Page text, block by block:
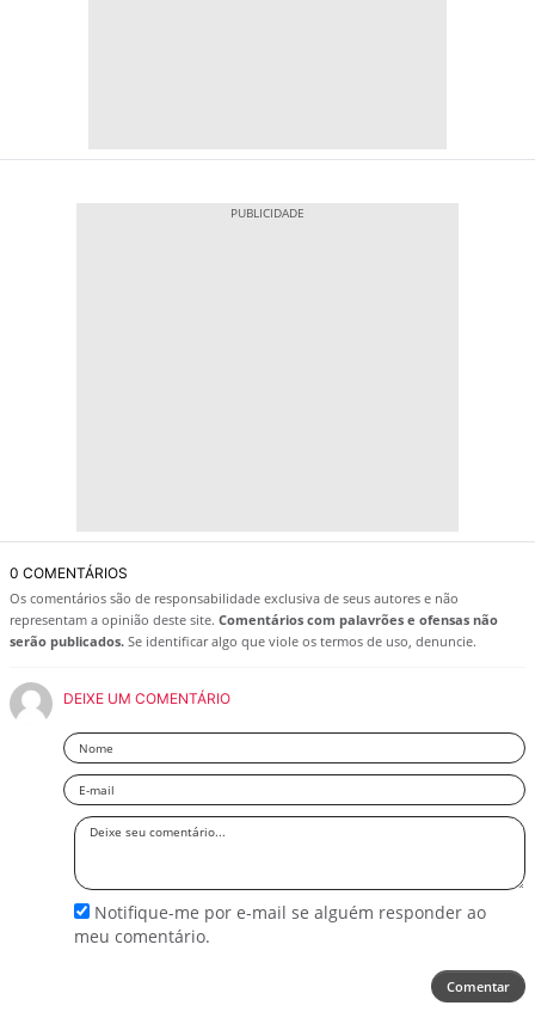
0 COMENTÁRIOS
Os comentários são de responsabilidade exclusiva de seus autores e não
representam a opinião deste site. Comentários com palavrões e ofensas não
serão publicados. Se identificar algo que viole os termos de uso, denuncie.
DEIXE UM COMENTÁRIO
Nome
Email
Deixe
Notifique-me por e-mail se alguém responder ao
meu comentário.
Comentar